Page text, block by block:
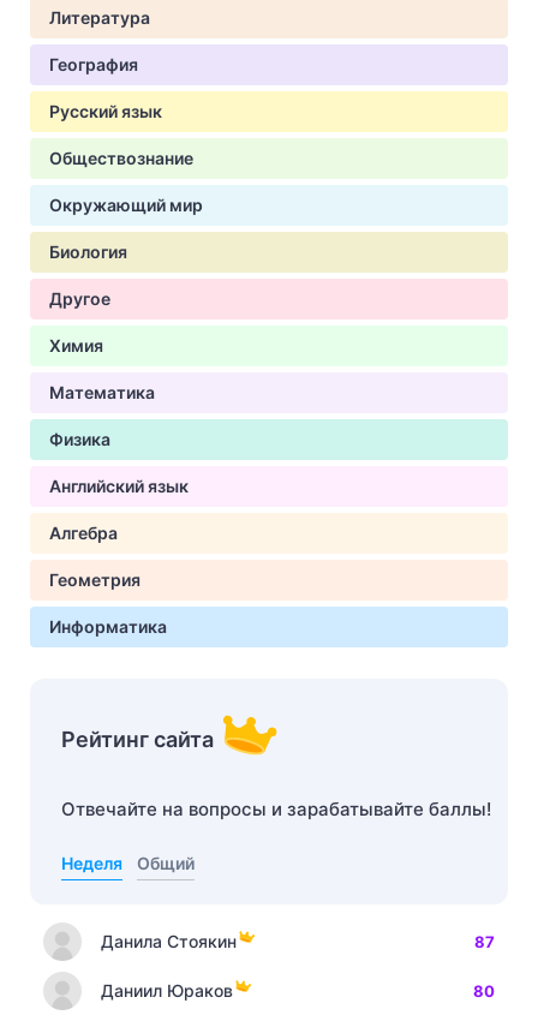
Литература
География
Русский язык
Обществознание
Окружающий мир
Биология
Другое
Химия
Математика
Физика
Английский язык
Алгебра
Геометрия
Информатика
Рейтинг сайта
Отвечайте на вопросы и зарабатывайте баллы!
Неделя Общий
Данила Стоякин 87
Даниил Юраков 80